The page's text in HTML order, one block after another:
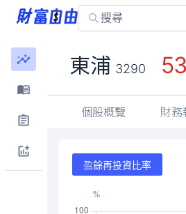
東浦 3290
個股概覽 財務
盈餘再投資比率